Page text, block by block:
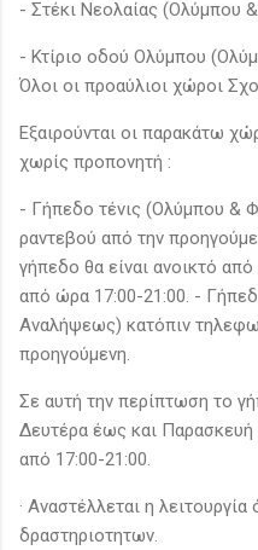
- Στέκι Νεολαίας (Ολύμπου
- Κτίριο οδού Ολύμπου
Όλοι οι προαύλιοι χώροι
Εξαιρούνται οι παρακάτω
χωρίς προπονητή :
- Γήπεδο τένις (Ολύμπου &
ραντεβού από την
γήπεδο θα είναι ανοικτό
από ώρα 17:00-21:00. -
Αναλήψεως) κατόπιν
προηγούμενη.
Σε αυτή την περίπτωση το
Δευτέρα έως και Παρασκευή
από 17:00-21:00.
· Αναστέλλεται η
δραστηριοτητων.